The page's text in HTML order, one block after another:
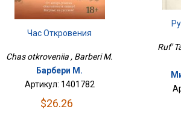
Час Откровения
Chas otkroveniia , Barberi M.
Барбери М.
Артикул: 1401782
$26.26
Ruf'